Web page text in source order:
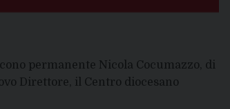
permanente Nicola Cocumazzo, di
Direttore, il Centro diocesano